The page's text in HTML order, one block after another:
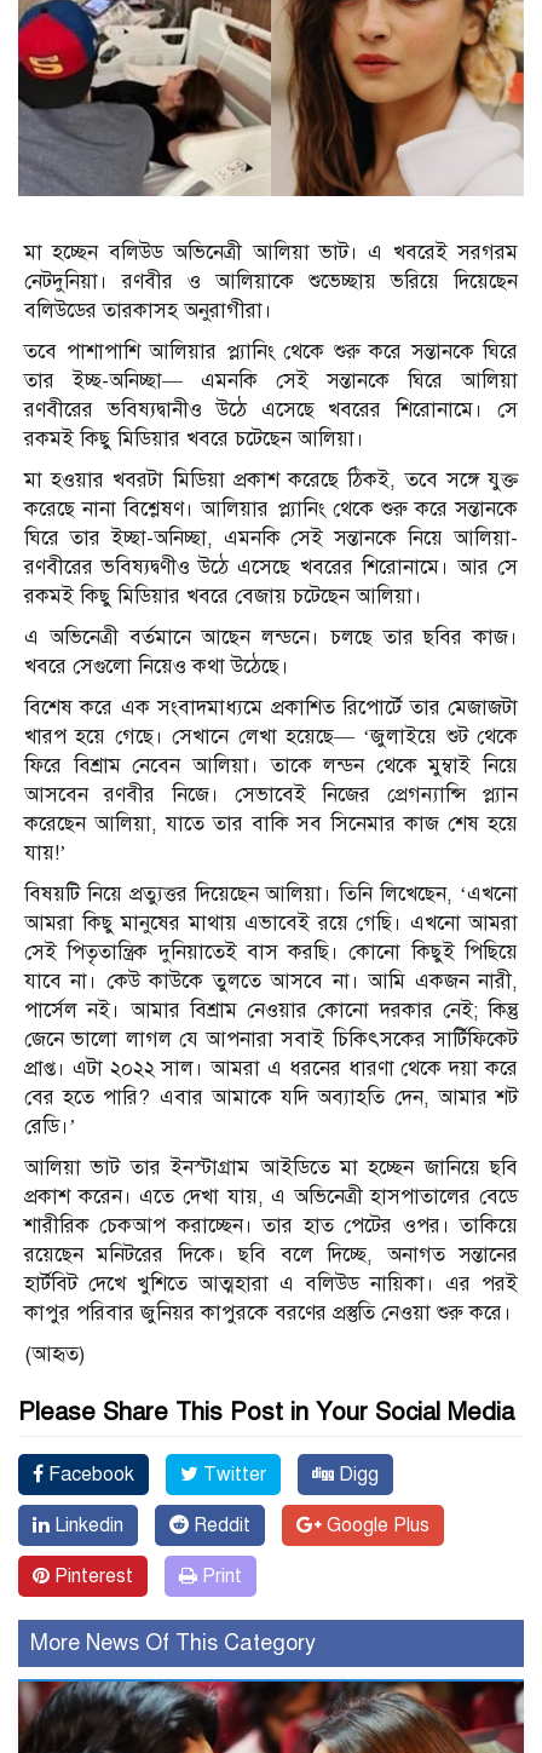
মা হচ্ছেন বলিউড অভিনেত্রী আলিয়া ভাট। এ খবরেই সরগরম
নেটদুনিয়া। রণবীর ও আলিয়াকে শুভেচ্ছায় ভরিয়ে দিয়েছেন
বলিউডের তারকাসহ অনুরাগীরা।
তবে পাশাপাশি আলিয়ার প্ল্যানিং থেকে শুরু করে সন্তানকে ঘিরে
তার ইচ্ছ-অনিচ্ছা— এমনকি সেই সন্তানকে ঘিরে আলিয়া
রণবীরের ভবিষ্যদ্বানীও উঠে এসেছে খবরের শিরোনামে। সে
রকমই কিছু মিডিয়ার খবরে চটেছেন আলিয়া।
মা হওয়ার খবরটা মিডিয়া প্রকাশ করেছে ঠিকই, তবে সঙ্গে যুক্ত
করেছে নানা বিশ্লেষণ। আলিয়ার প্ল্যানিং থেকে শুরু করে সন্তানকে
ঘিরে তার ইচ্ছা-অনিচ্ছা, এমনকি সেই সন্তানকে নিয়ে আলিয়া-
রণবীরের ভবিষ্যদ্বণীও উঠে এসেছে খবরের শিরোনামে। আর সে
রকমই কিছু মিডিয়ার খবরে বেজায় চটেছেন আলিয়া।
এ অভিনেত্রী বর্তমানে আছেন লন্ডনে। চলছে তার ছবির কাজ।
খবরে সেগুলো নিয়েও কথা উঠেছে।
বিশেষ করে এক সংবাদমাধ্যমে প্রকাশিত রিপোর্টে তার মেজাজটা
খারপ হয়ে গেছে। সেখানে লেখা হয়েছে— ‘জুলাইয়ে শুট থেকে
ফিরে বিশ্রাম নেবেন আলিয়া। তাকে লন্ডন থেকে মুম্বাই নিয়ে
আসবেন রণবীর নিজে। সেভাবেই নিজের প্রেগন্যান্সি প্ল্যান
করেছেন আলিয়া, যাতে তার বাকি সব সিনেমার কাজ শেষ হয়ে
যায়!’
বিষয়টি নিয়ে প্রত্যুত্তর দিয়েছেন আলিয়া। তিনি লিখেছেন, ‘এখনো
আমরা কিছু মানুষের মাথায় এভাবেই রয়ে গেছি। এখনো আমরা
সেই পিতৃতান্ত্রিক দুনিয়াতেই বাস করছি। কোনো কিছুই পিছিয়ে
যাবে না। কেউ কাউকে তুলতে আসবে না। আমি একজন নারী,
পার্সেল নই। আমার বিশ্রাম নেওয়ার কোনো দরকার নেই; কিন্তু
জেনে ভালো লাগল যে আপনারা সবাই চিকিৎসকের সার্টিফিকেট
প্রাপ্ত। এটা ২০২২ সাল। আমরা এ ধরনের ধারণা থেকে দয়া করে
বের হতে পারি? এবার আমাকে যদি অব্যাহতি দেন, আমার শট
রেডি।’
আলিয়া ভাট তার ইনস্টাগ্রাম আইডিতে মা হচ্ছেন জানিয়ে ছবি
প্রকাশ করেন। এতে দেখা যায়, এ অভিনেত্রী হাসপাতালের বেডে
শারীরিক চেকআপ করাচ্ছেন। তার হাত পেটের ওপর। তাকিয়ে
রয়েছেন মনিটরের দিকে। ছবি বলে দিচ্ছে, অনাগত সন্তানের
হার্টবিট দেখে খুশিতে আত্মহারা এ বলিউড নায়িকা। এর পরই
কাপুর পরিবার জুনিয়র কাপুরকে বরণের প্রস্তুতি নেওয়া শুরু করে।
(আহৃত)
Please Share This Post in Your Social Media
Facebook Twitter Digg
Linkedin Reddit Google Plus
Pinterest Print
More News Of This Category